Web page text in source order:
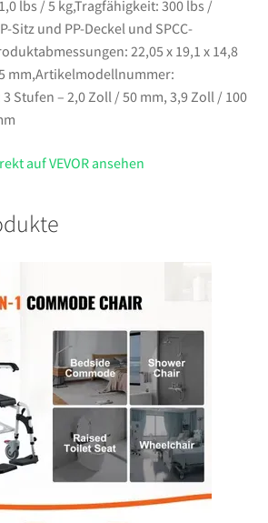
lbs / 5 kg,Tragfähigkeit: 300 lbs /
Sitz und PP-Deckel und SPCC-
22,05 x 19,1 x 14,8
mm,Artikelmodellnummer:
Stufen – 2,0 Zoll / 50 mm, 3,9 Zoll / 100
auf VEVOR ansehen